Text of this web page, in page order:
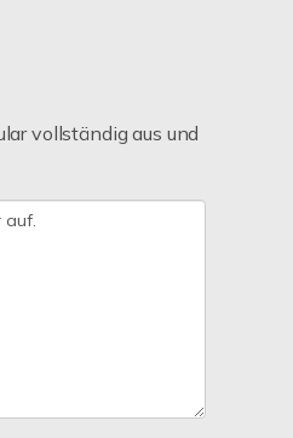
vollständig aus und